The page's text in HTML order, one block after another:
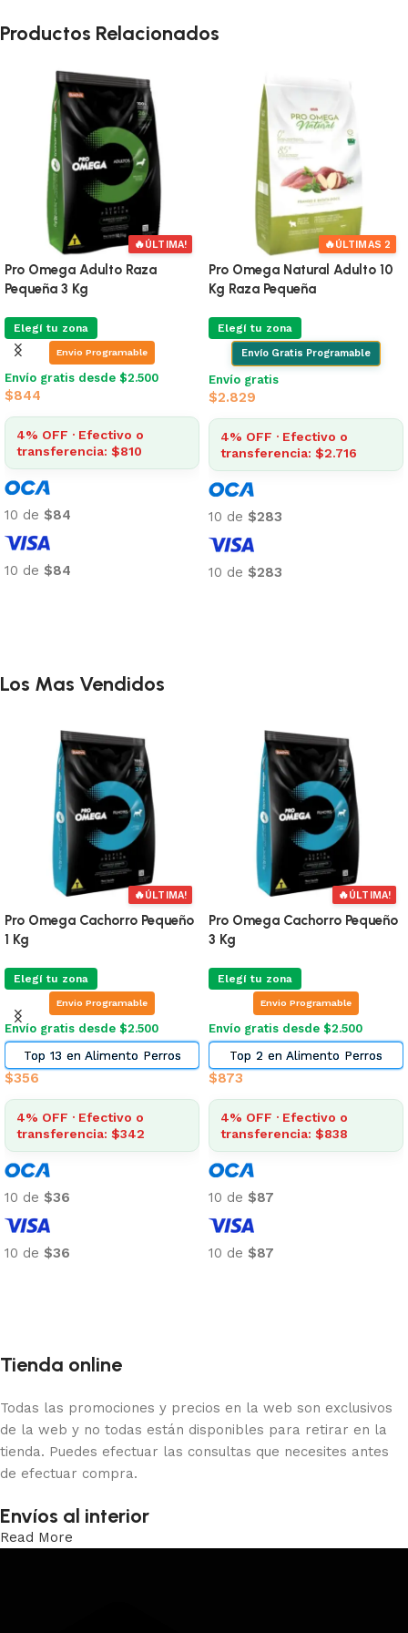
Productos Relacionados
🔥ÚLTIMA!
Pro Omega Adulto Raza
Pequeña 3 Kg
Elegí tu zona
Envio Programable
Envío gratis desde $2.500
$844
4% OFF · Efectivo o
transferencia: $810
10 de $84
10 de $84
🔥ÚLTIMAS 2
Pro Omega Natural Adulto 10
Kg Raza Pequeña
Elegí tu zona
Envío Gratis Programable
Envío gratis
$2.829
4% OFF · Efectivo o
transferencia: $2.716
10 de $283
10 de $283
Los Mas Vendidos
🔥ÚLTIMA!
Pro Omega Cachorro Pequeño
1 Kg
Elegí tu zona
Envio Programable
Envío gratis desde $2.500
Top 13 en Alimento Perros
$356
4% OFF · Efectivo o
transferencia: $342
10 de $36
10 de $36
🔥ÚLTIMA!
Pro Omega Cachorro Pequeño
3 Kg
Elegí tu zona
Envio Programable
Envío gratis desde $2.500
Top 2 en Alimento Perros
$873
4% OFF · Efectivo o
transferencia: $838
10 de $87
10 de $87
Tienda online
Todas las promociones y precios en la web son exclusivos
de la web y no todas están disponibles para retirar en la
tienda. Puedes efectuar las consultas que necesites antes
de efectuar compra.
Envíos al interior
Read More